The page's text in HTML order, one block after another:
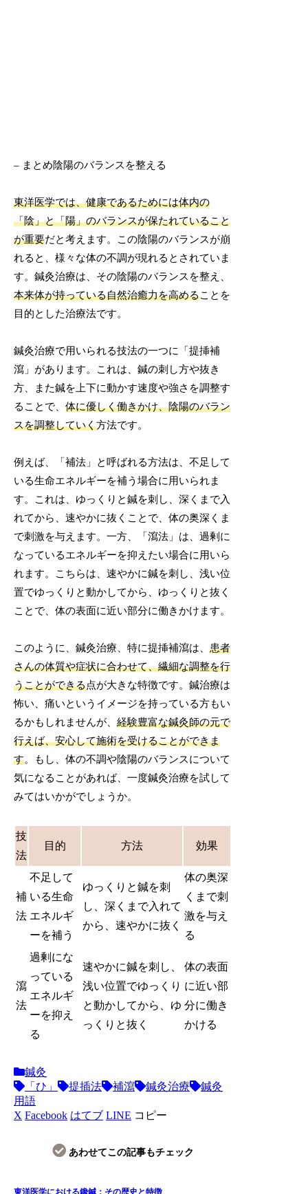
– まとめ陰陽のバランスを整える
東洋医学では、健康であるためには体内の
「陰」と「陽」のバランスが保たれていること
が重要だと考えます。この陰陽のバランスが崩
れると、様々な体の不調が現れるとされていま
す。鍼灸治療は、その陰陽のバランスを整え、
本来体が持っている自然治癒力を高めることを
目的とした治療法です。
鍼灸治療で用いられる技法の一つに「提挿補
瀉」があります。これは、鍼の刺し方や抜き
方、また鍼を上下に動かす速度や強さを調整す
ることで、体に優しく働きかけ、陰陽のバラン
スを調整していく方法です。
例えば、「補法」と呼ばれる方法は、不足して
いる生命エネルギーを補う場合に用いられま
す。これは、ゆっくりと鍼を刺し、深くまで入
れてから、速やかに抜くことで、体の奥深くま
で刺激を与えます。一方、「瀉法」は、過剰に
なっているエネルギーを抑えたい場合に用いら
れます。こちらは、速やかに鍼を刺し、浅い位
置でゆっくりと動かしてから、ゆっくりと抜く
ことで、体の表面に近い部分に働きかけます。
このように、鍼灸治療、特に提挿補瀉は、患者
さんの体質や症状に合わせて、繊細な調整を行
うことができる点が大きな特徴です。鍼治療は
怖い、痛いというイメージを持っている方もい
るかもしれませんが、経験豊富な鍼灸師の元で
行えば、安心して施術を受けることができま
す。もし、体の不調や陰陽のバランスについて
気になることがあれば、一度鍼灸治療を試して
みてはいかがでしょうか。
技
法
目的 方法 効果
補
法
不足して
いる生命
エネルギ
ーを補う
ゆっくりと鍼を刺
し、深くまで入れて
から、速やかに抜く
体の奥深
くまで刺
激を与え
る
瀉
法
過剰にな
っている
エネルギ
ーを抑え
る
速やかに鍼を刺し、
浅い位置でゆっくり
と動かしてから、ゆ
っくりと抜く
体の表面
に近い部
分に働き
かける
鍼灸
「ひ」
提插法 補瀉 鍼灸治療
鍼灸
用語
X Facebook はてブ LINE コピー
あわせてこの記事もチェック
東洋医学における鑱鍼：その歴史と特徴